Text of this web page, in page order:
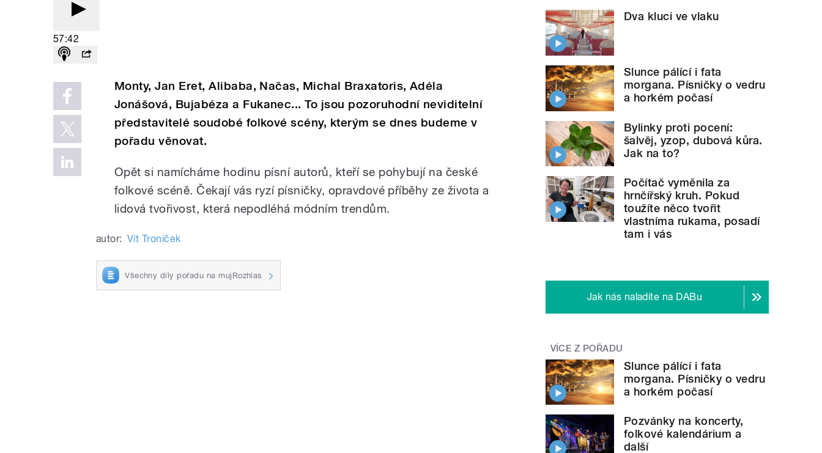
57:42
Monty, Jan Eret, Alibaba, Načas, Michal Braxatoris, Adéla
Jonášová, Bujabéza a Fukanec... To jsou pozoruhodní neviditelní
představitelé soudobé folkové scény, kterým se dnes budeme v
pořadu věnovat.
Opět si namícháme hodinu písní autorů, kteří se pohybují na české
folkové scéně. Čekají vás ryzí písničky, opravdové příběhy ze života a
lidová tvořivost, která nepodléhá módním trendům.
autor: Vít Troníček
Všechny díly pořadu na mujRozhlas
Dva kluci ve vlaku
Slunce pálící i fata
morgana. Písničky o vedru
a horkém počasí
Bylinky proti pocení:
šalvěj, yzop, dubová kůra.
Jak na to?
Počítač vyměnila za
hrnčířský kruh. Pokud
toužíte něco tvořit
vlastníma rukama, posadí
tam i vás
Jak nás naladíte na DABu
VÍCE Z POŘADU
Slunce pálící i fata
morgana. Písničky o vedru
a horkém počasí
Pozvánky na koncerty,
folkové kalendárium a
další